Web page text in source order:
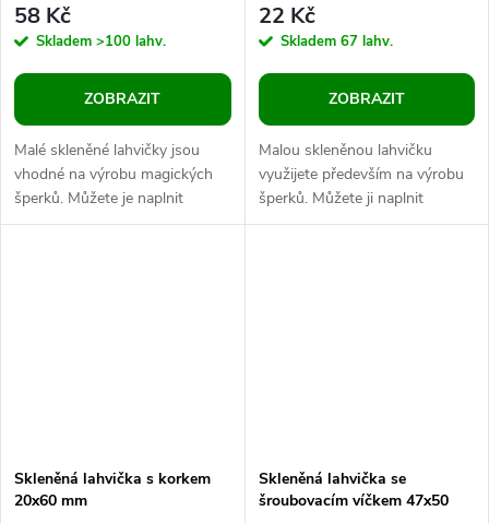
58 Kč
Skladem >100 lahv.
ZOBRAZIT
Malé skleněné lahvičky jsou
vhodné na výrobu magických
šperků. Můžete je naplnit
drobnými korálky, glitry,
22 Kč
Skladem 67 lahv.
ZOBRAZIT
Malou skleněnou lahvičku
využijete především na výrobu
šperků. Můžete ji naplnit
drobnými perličkami,
Skleněná lahvička s korkem
20x60 mm
Skleněná lahvička se
šroubovacím víčkem 47x50